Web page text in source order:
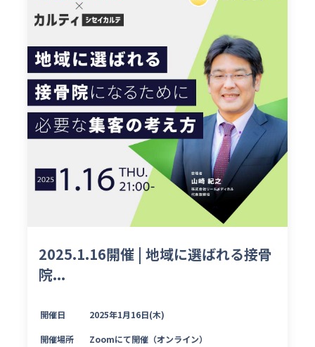
2025.1.16開催 | 地域に選ばれる接骨
院...
開催日 2025年1月16日(木)
開催場所 Zoomにて開催（オンライン）